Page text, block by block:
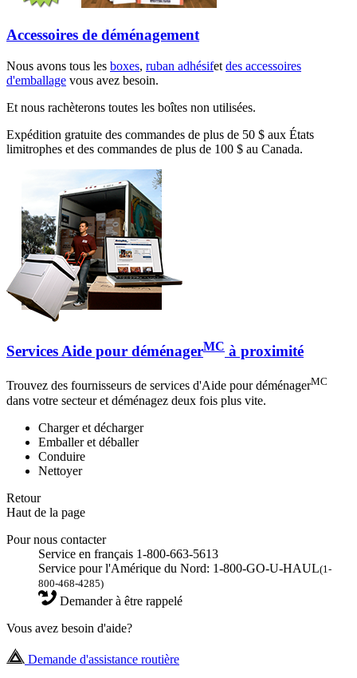
Accessoires de déménagement
Nous avons tous les boxes, ruban adhésifet des accessoires
d'emballage vous avez besoin.
Et nous rachèterons toutes les boîtes non utilisées.
Expédition gratuite des commandes de plus de 50 $ aux États
limitrophes et des commandes de plus de 100 $ au Canada.
Services Aide pour déménagerMC à proximité
Trouvez des fournisseurs de services d'Aide pour déménagerMC
dans votre secteur et déménagez deux fois plus vite.
Charger et décharger
Emballer et déballer
Conduire
Nettoyer
Retour
Haut de la page
Pour nous contacter
Service en français 1-800-663-5613
Service pour l'Amérique du Nord: 1-800-GO-U-HAUL(1-
800-468-4285)
Demander à être rappelé
Vous avez besoin d'aide?
Demande d'assistance routière